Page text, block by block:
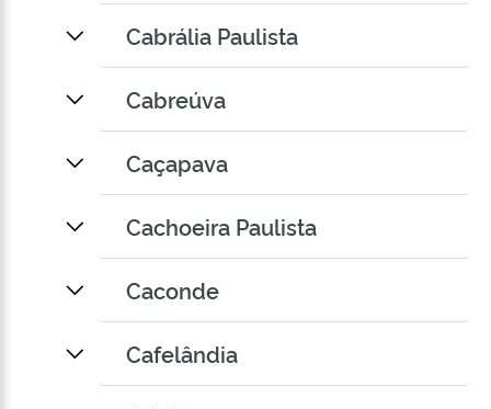
Cabrália Paulista
Cabreúva
Caçapava
Cachoeira Paulista
Caconde
Cafelândia